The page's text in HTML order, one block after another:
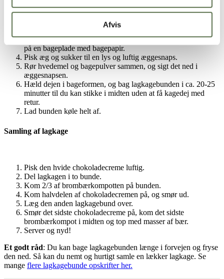
Afvis
Lagkagebunden bages som én kage og deles i to efter
Tænd ovnen på 180°C, varmluft.
Smør kageringen med smør, drys med sukker og placer den
på en bageplade med bagepapir.
Pisk æg og sukker til en lys og luftig æggesnaps.
Rør hvedemel og bagepulver sammen, og sigt det ned i
æggesnapsen.
Hæld dejen i bageformen, og bag lagkagebunden i ca. 20-25
minutter til du kan stikke i midten uden at få kagedej med
retur.
Lad bunden køle helt af.
Samling af lagkage
Pisk den hvide chokoladecreme luftig.
Del lagkagen i to bunde.
Kom 2/3 af brombærkompotten på bunden.
Kom halvdelen af chokoladecremen på, og smør ud.
Læg den anden lagkagebund over.
Smør det sidste chokoladecreme på, kom det sidste
brombærkompot i midten og top med masser af bær.
Server og nyd!
Et godt råd: Du kan bage lagkagebunden længe i forvejen og fryse
den ned. Så kan du nemt og hurtigt samle en lækker lagkage. Se
mange flere lagkagebunde opskrifter her.